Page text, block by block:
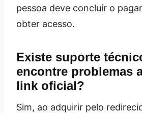
pessoa deve concluir o
obter acesso.
Existe suporte
encontre problemas
link oficial?
Sim, ao adquirir pelo